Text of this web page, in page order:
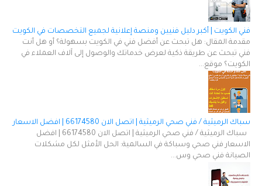
فني الكويت | أكبر دليل فنيين ومنصة إعلانية لجميع التخصصات في الكويت
مقدمة المقال: هل تبحث عن أفضل فني في الكويت بسهولة؟ أو هل أنت
فني تبحث عن طريقة ذكية لعرض خدماتك والوصول إلى آلاف العملاء في
الكويت؟ موقع...
سباك الرميثية / فني صحي الرميثية | اتصل الان 66174580 | افضل الاسعار
سباك الرميثية / فني صحي الرميثية | اتصل الان 66174580 | افضل
الاسعار فني صحي وسباكة في السالمية: الحل الأمثل لكل مشكلات
الصيانة فني صحي وس...